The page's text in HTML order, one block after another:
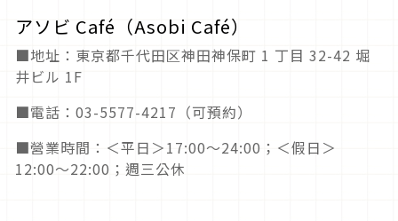
アソビ Café（Asobi Café）
■地址：東京都千代田区神田神保町 1 丁目 32-42 堀
井ビル 1F
■電話：03-5577-4217（可預約）
■營業時間：＜平日＞17:00〜24:00；＜假日＞
12:00〜22:00；週三公休